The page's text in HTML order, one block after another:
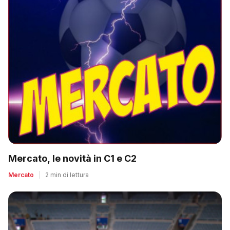
Mercato, le novità in C1 e C2
Mercato 2 min di lettura